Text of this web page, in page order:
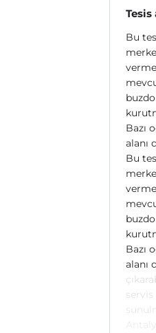
Tesis
Bu
Bazı
alanı
Bu
Bazı
alanı